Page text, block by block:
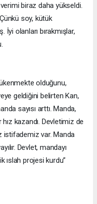
biraz daha yükseldi.
soy, kütük
olanları bırakmışlar,
olduğunu,
geldiğini belirten Kan,
sayısı arttı. Manda,
kazandı. Devletimiz de
istifademiz var. Manda
Devlet, mandayı
ıslah projesi kurdu”